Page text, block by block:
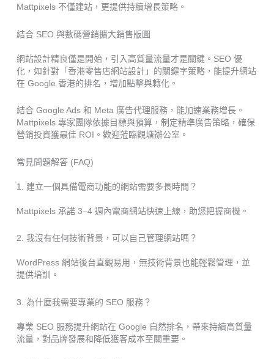
Mattpixels 不僅建站，更提供持續增長策略。
結合 SEO 與數碼營銷擴大銷售版圖
網站設計精良僅是開始，引入高質量流量才是關鍵。SEO 優
化，如針對「香港零售店網站設計」的關鍵字策略，能提升網站
在 Google 香港的排名，增加點擊與轉化。
結合 Google Ads 和 Meta 廣告代理服務，能加速業務增長。
Mattpixels 專家團隊依據目標與預算，制定精準廣告策略，確保
營銷投資獲最佳 ROI。歡迎蒞臨觀塘辦公室。
常見問題解答 (FAQ)
1. 建立一個具備電商功能的網站需要多長時間？
Mattpixels 承諾 3–4 週內電商網站快速上線，助您把握商機。
2. 我沒有任何技術背景，可以自己管理網站嗎？
WordPress 網站後台直觀易用，無技術背景也能輕鬆管理，並
提供培訓。
3. 為什麼我需要專業的 SEO 服務？
專業 SEO 服務提升網站在 Google 自然排名，帶來持續高質量
流量，對品牌發展和降低獲客成本至關重要。